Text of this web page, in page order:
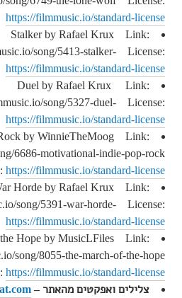
https://filmmusic.io/standard-license
Stalker by Rafael Krux Link:
song/5413-stalker- License:
https://filmmusic.io/standard-license
Duel by Rafael Krux Link:
song/5327-duel- License:
https://filmmusic.io/standard-license
by WinnieTheMoog Link:
6686-motivational-indie-pop-rock
https://filmmusic.io/standard-license
Horde by Rafael Krux Link:
song/5391-war-horde- License:
https://filmmusic.io/standard-license
Hope by MusicLFiles Link:
song/8055-the-march-of-the-hope
https://filmmusic.io/standard-license
צלילים ואפקטים מהאתר –